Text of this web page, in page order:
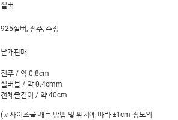
실버
925실버, 진주, 수정
낱개판매
진주 / 약 0.8cm
실버볼 / 약 0.4cmm
전체줄길이 / 약 40cm
(※사이즈를 재는 방법 및 위치에 따라 ±1cm 정도의